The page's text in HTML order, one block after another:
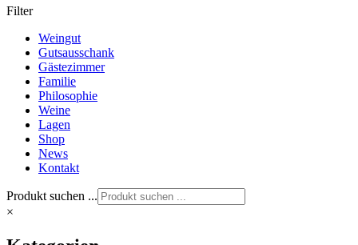
Filter
Weingut
Gutsausschank
Gästezimmer
Familie
Philosophie
Weine
Lagen
Shop
News
Kontakt
Produkt suchen ...
×